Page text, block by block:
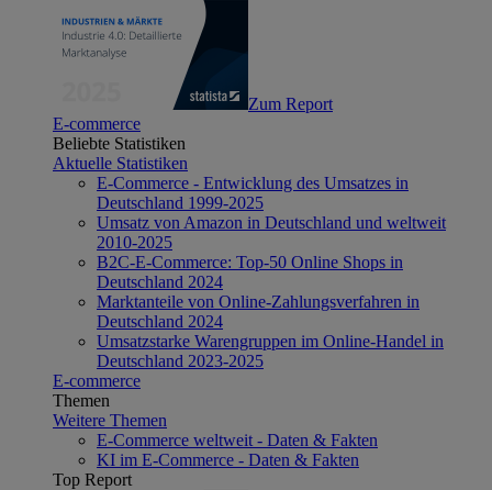
Zum Report
E-commerce
Beliebte Statistiken
Aktuelle Statistiken
E-Commerce - Entwicklung des Umsatzes in
Deutschland 1999-2025
Umsatz von Amazon in Deutschland und weltweit
2010-2025
B2C-E-Commerce: Top-50 Online Shops in
Deutschland 2024
Marktanteile von Online-Zahlungsverfahren in
Deutschland 2024
Umsatzstarke Warengruppen im Online-Handel in
Deutschland 2023-2025
E-commerce
Themen
Weitere Themen
E-Commerce weltweit - Daten & Fakten
KI im E-Commerce - Daten & Fakten
Top Report